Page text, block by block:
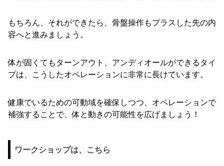
もちろん、それができたら、骨盤操作もプラスした先の内
容へと進みましょう。
体が固くてもターンアウト、アンディオールができるタイ
プは、こうしたオペレーションに非常に長けています。
健康でいるための可動域を確保しつつ、オペレーションで
補強することで、体と動きの可能性を広げましょう！
ワークショップは、こちら